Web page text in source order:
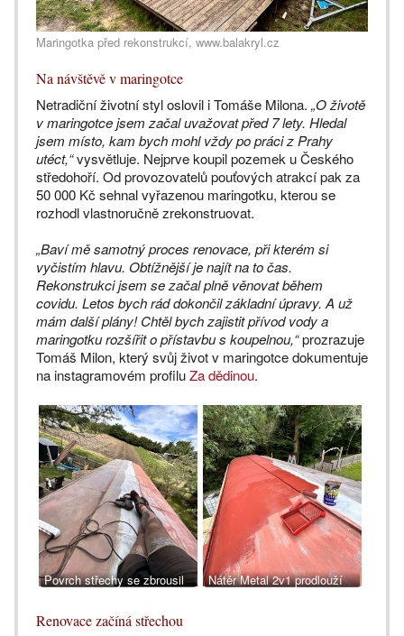
Maringotka před rekonstrukcí, www.balakryl.cz
Na návštěvě v maringotce
Netradiční životní styl oslovil i Tomáše Milona. „O životě
v maringotce jsem začal uvažovat před 7 lety. Hledal
jsem místo, kam bych mohl vždy po práci z Prahy
utéct,“vysvětluje. Nejprve koupil pozemek u Českého
středohoří. Od provozovatelů pouťových atrakcí pak za
50 000 Kč sehnal vyřazenou maringotku, kterou se
rozhodl vlastnoručně zrekonstruovat.
„Baví mě samotný proces renovace, při kterém si
vyčistím hlavu. Obtížnější je najít na to čas.
Rekonstrukci jsem se začal plně věnovat během
covidu. Letos bych rád dokončil základní úpravy. A už
mám další plány! Chtěl bych zajistit přívod vody a
maringotku rozšířit o přístavbu s koupelnou,“prozrazuje
Tomáš Milon, který svůj život v maringotce dokumentuje
na instagramovém profiluZa dědinou.
Povrch střechy se zbrousil
www.balakryl.cz
Nátěr Metal 2v1 prodlouží
Renovace začíná střechou